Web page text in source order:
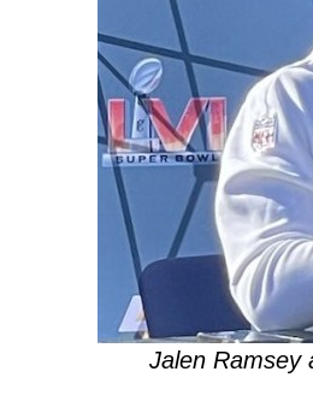
Jalen Ramsey